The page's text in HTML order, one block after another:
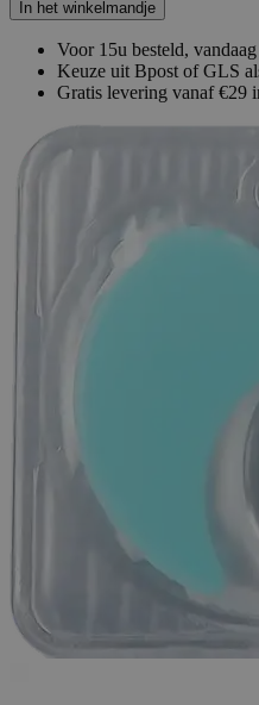
In het winkelmandje
Voor 15u besteld,
Keuze uit Bpost of GLS
Gratis levering vanaf €29